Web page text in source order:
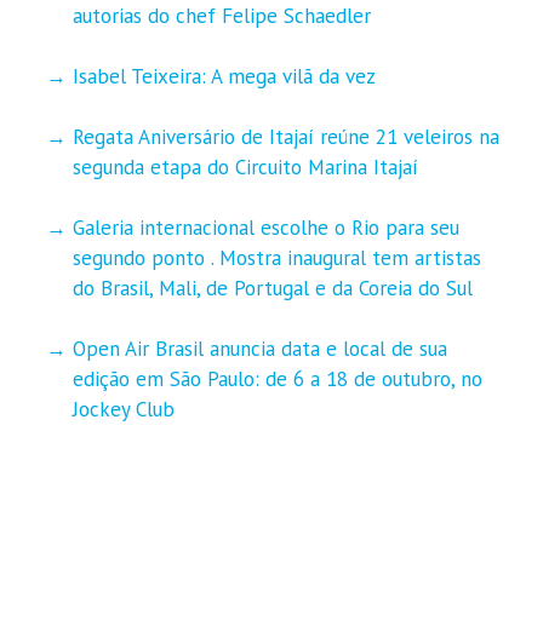
autorias do chef Felipe Schaedler
Isabel Teixeira: A mega vilã da vez
Regata Aniversário de Itajaí reúne 21 veleiros na
segunda etapa do Circuito Marina Itajaí
Galeria internacional escolhe o Rio para seu
segundo ponto . Mostra inaugural tem artistas
do Brasil, Mali, de Portugal e da Coreia do Sul
Open Air Brasil anuncia data e local de sua
edição em São Paulo: de 6 a 18 de outubro, no
Jockey Club